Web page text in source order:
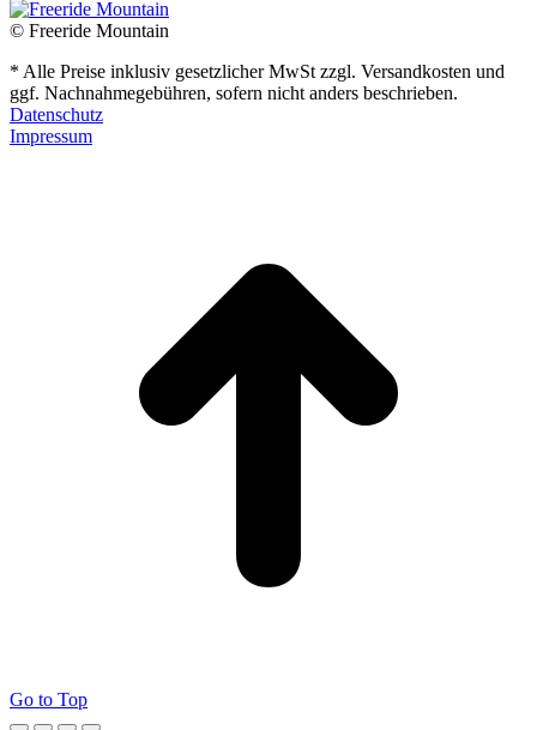
© Freeride Mountain
* Alle Preise inklusiv gesetzlicher MwSt zzgl. Versandkosten und
ggf. Nachnahmegebühren, sofern nicht anders beschrieben.
Datenschutz
Impressum
Go to Top